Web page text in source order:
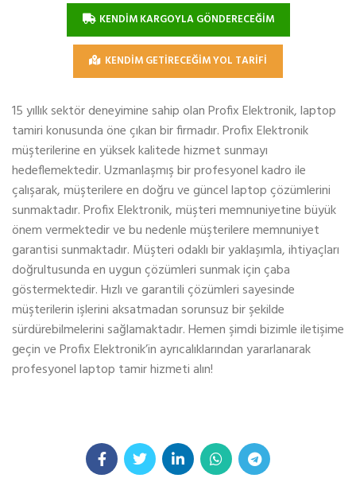
KENDİM KARGOYLA GÖNDERECEĞİM
KENDİM GETİRECEĞİM YOL TARİFİ
15 yıllık sektör deneyimine sahip olan Profix Elektronik, laptop
tamiri konusunda öne çıkan bir firmadır. Profix Elektronik
müşterilerine en yüksek kalitede hizmet sunmayı
hedeflemektedir. Uzmanlaşmış bir profesyonel kadro ile
çalışarak, müşterilere en doğru ve güncel laptop çözümlerini
sunmaktadır. Profix Elektronik, müşteri memnuniyetine büyük
önem vermektedir ve bu nedenle müşterilere memnuniyet
garantisi sunmaktadır. Müşteri odaklı bir yaklaşımla, ihtiyaçları
doğrultusunda en uygun çözümleri sunmak için çaba
göstermektedir. Hızlı ve garantili çözümleri sayesinde
müşterilerin işlerini aksatmadan sorunsuz bir şekilde
sürdürebilmelerini sağlamaktadır. Hemen şimdi bizimle iletişime
geçin ve Profix Elektronik’in ayrıcalıklarından yararlanarak
profesyonel laptop tamir hizmeti alın!